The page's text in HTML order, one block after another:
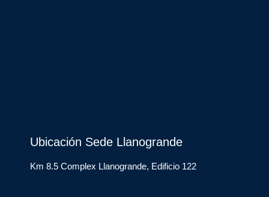
Ubicación Sede Llanogrande
Km 8.5 Complex Llanogrande, Edificio 122